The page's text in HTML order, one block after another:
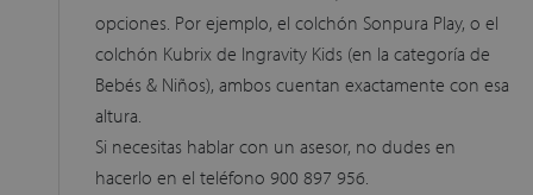
opciones. Por ejemplo, el colchón Sonpura Play, o el
colchón Kubrix de Ingravity Kids (en la categoría de
Bebés & Niños), ambos cuentan exactamente con esa
altura.
Si necesitas hablar con un asesor, no dudes en
hacerlo en el teléfono 900 897 956.